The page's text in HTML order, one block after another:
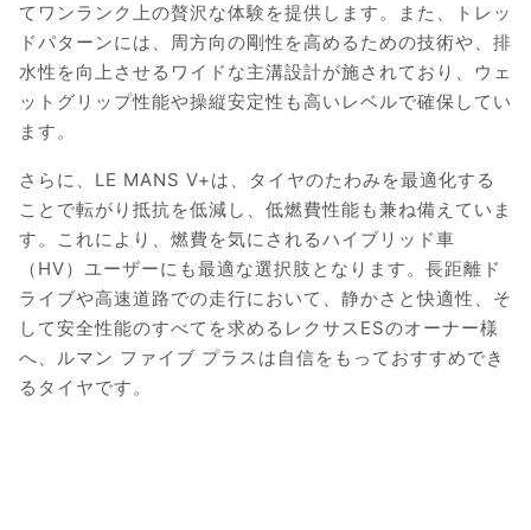
てワンランク上の贅沢な体験を提供します。また、トレッ
ドパターンには、周方向の剛性を高めるための技術や、排
水性を向上させるワイドな主溝設計が施されており、ウェ
ットグリップ性能や操縦安定性も高いレベルで確保してい
ます。
さらに、LE MANS V+は、タイヤのたわみを最適化する
ことで転がり抵抗を低減し、低燃費性能も兼ね備えていま
す。これにより、燃費を気にされるハイブリッド車
（HV）ユーザーにも最適な選択肢となります。長距離ド
ライブや高速道路での走行において、静かさと快適性、そ
して安全性能のすべてを求めるレクサスESのオーナー様
へ、ルマン ファイブ プラスは自信をもっておすすめでき
るタイヤです。